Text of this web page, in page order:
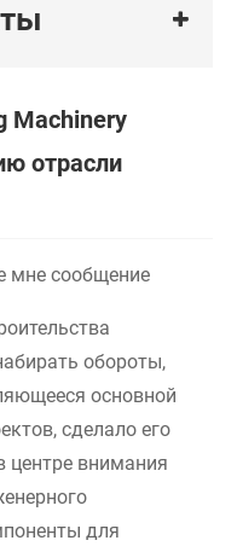
Machinery
отрасли
мне сообщение
обороты,
основной
сделало его
центре внимания
для